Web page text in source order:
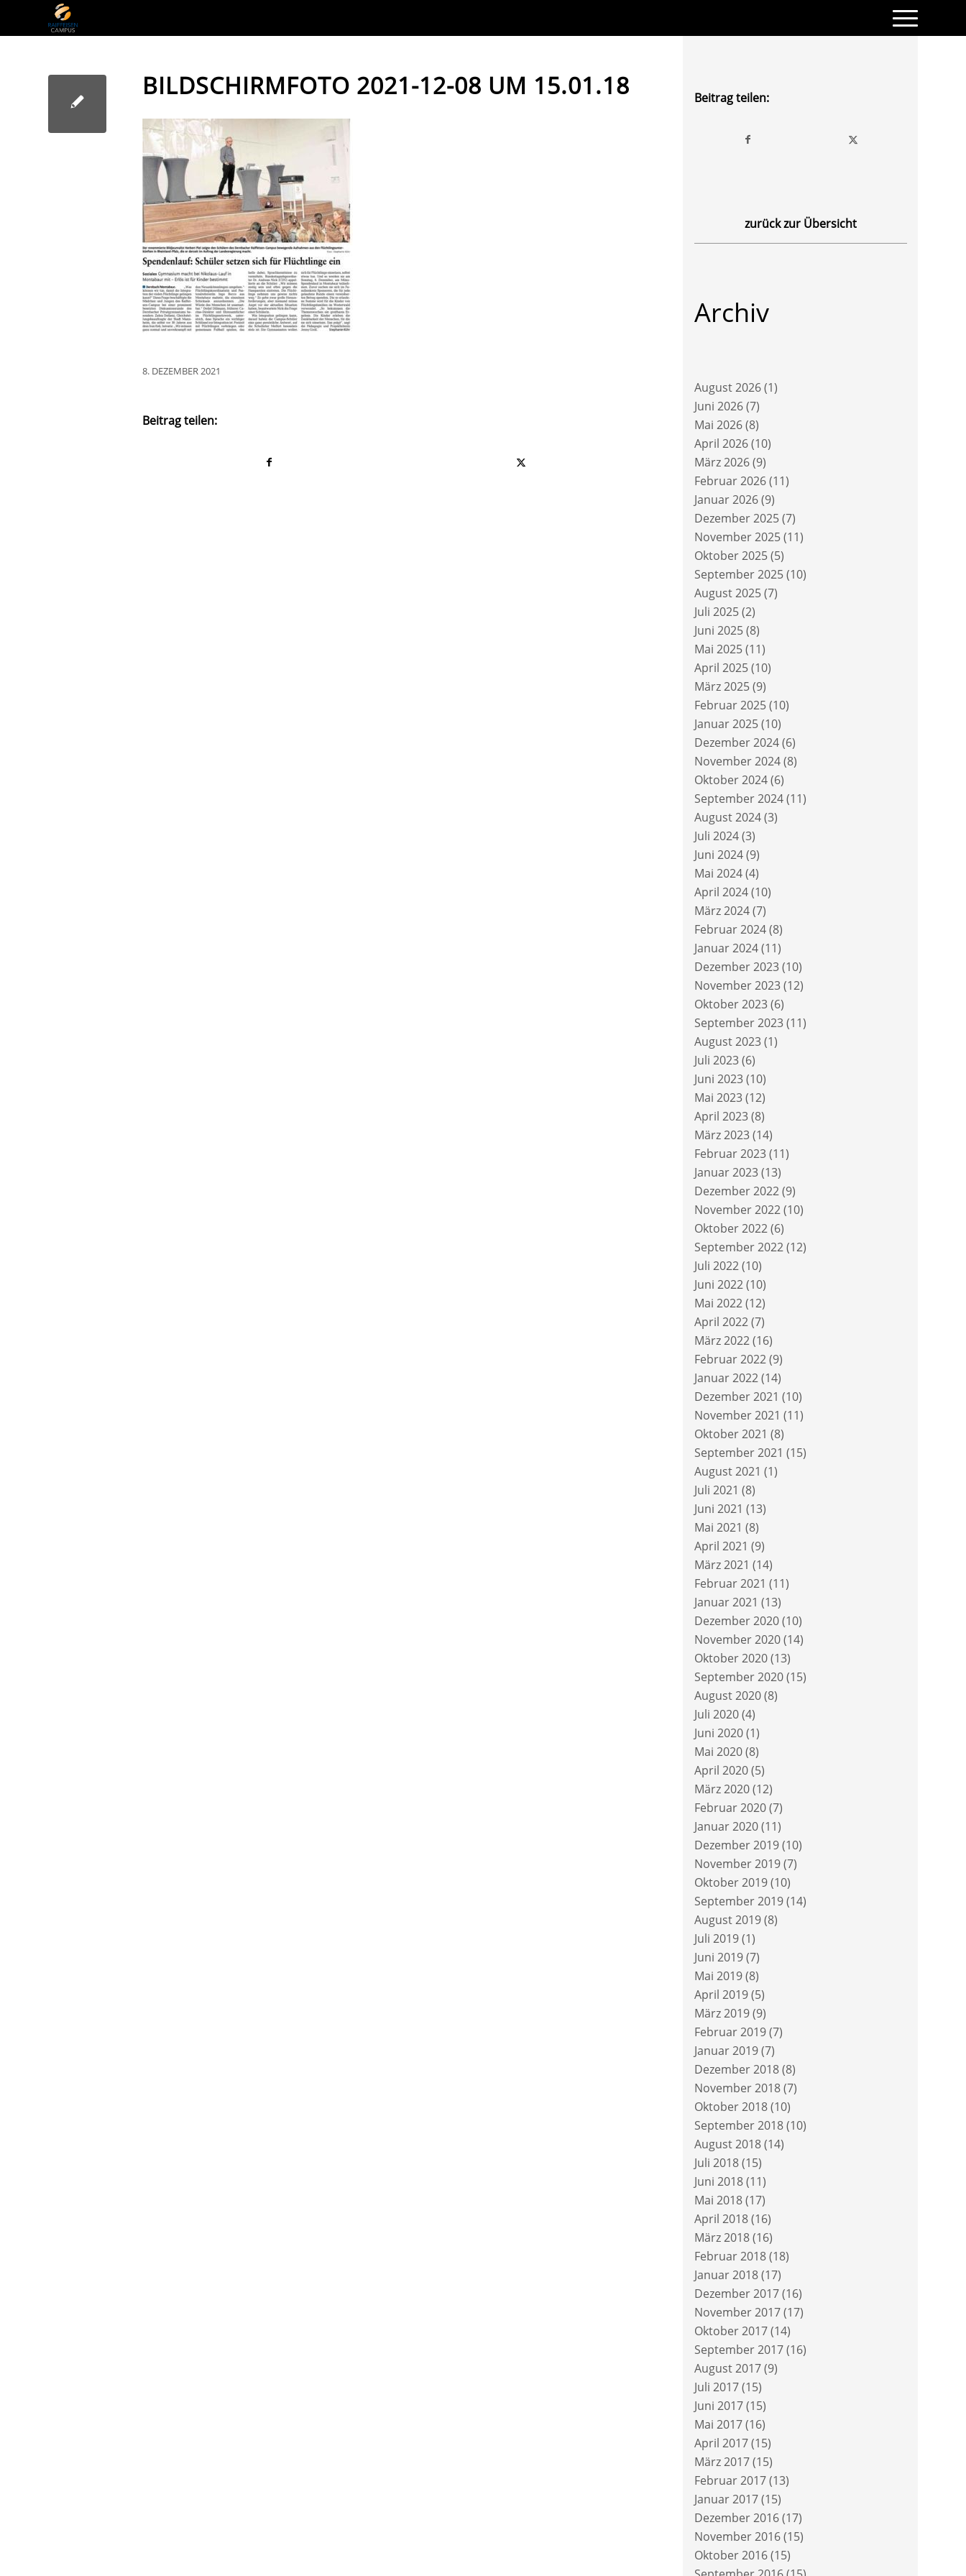
BILDSCHIRMFOTO 2021-12-08 UM 15.01.18
8. DEZEMBER 2021
Beitrag teilen:
Beitrag teilen:
zurück zur Übersicht
Archiv
August 2026(1)
Juni 2026(7)
Mai 2026(8)
April 2026(10)
März 2026(9)
Februar 2026(11)
Januar 2026(9)
Dezember 2025(7)
November 2025(11)
Oktober 2025(5)
September 2025(10)
August 2025(7)
Juli 2025(2)
Juni 2025(8)
Mai 2025(11)
April 2025(10)
März 2025(9)
Februar 2025(10)
Januar 2025(10)
Dezember 2024(6)
November 2024(8)
Oktober 2024(6)
September 2024(11)
August 2024(3)
Juli 2024(3)
Juni 2024(9)
Mai 2024(4)
April 2024(10)
März 2024(7)
Februar 2024(8)
Januar 2024(11)
Dezember 2023(10)
November 2023(12)
Oktober 2023(6)
September 2023(11)
August 2023(1)
Juli 2023(6)
Juni 2023(10)
Mai 2023(12)
April 2023(8)
März 2023(14)
Februar 2023(11)
Januar 2023(13)
Dezember 2022(9)
November 2022(10)
Oktober 2022(6)
September 2022(12)
Juli 2022(10)
Juni 2022(10)
Mai 2022(12)
April 2022(7)
März 2022(16)
Februar 2022(9)
Januar 2022(14)
Dezember 2021 (10)
November 2021 (11)
Oktober 2021 (8)
September 2021 (15)
August 2021 (1)
Juli 2021 (8)
Juni 2021 (13)
Mai 2021 (8)
April 2021 (9)
März 2021 (14)
Februar 2021 (11)
Januar 2021 (13)
Dezember 2020(10)
November 2020(14)
Oktober 2020(13)
September 2020(15)
August 2020(8)
Juli 2020(4)
Juni 2020(1)
Mai 2020(8)
April 2020(5)
März 2020(12)
Februar 2020(7)
Januar 2020(11)
Dezember 2019(10)
November 2019(7)
Oktober 2019(10)
September 2019(14)
August 2019(8)
Juli 2019(1)
Juni 2019(7)
Mai 2019(8)
April 2019(5)
März 2019(9)
Februar 2019(7)
Januar 2019(7)
Dezember 2018(8)
November 2018(7)
Oktober 2018(10)
September 2018(10)
August 2018(14)
Juli 2018(15)
Juni 2018(11)
Mai 2018(17)
April 2018(16)
März 2018(16)
Februar 2018(18)
Januar 2018(17)
Dezember 2017(16)
November 2017(17)
Oktober 2017(14)
September 2017(16)
August 2017(9)
Juli 2017(15)
Juni 2017(15)
Mai 2017(16)
April 2017(15)
März 2017(15)
Februar 2017(13)
Januar 2017(15)
Dezember 2016(17)
November 2016(15)
Oktober 2016(15)